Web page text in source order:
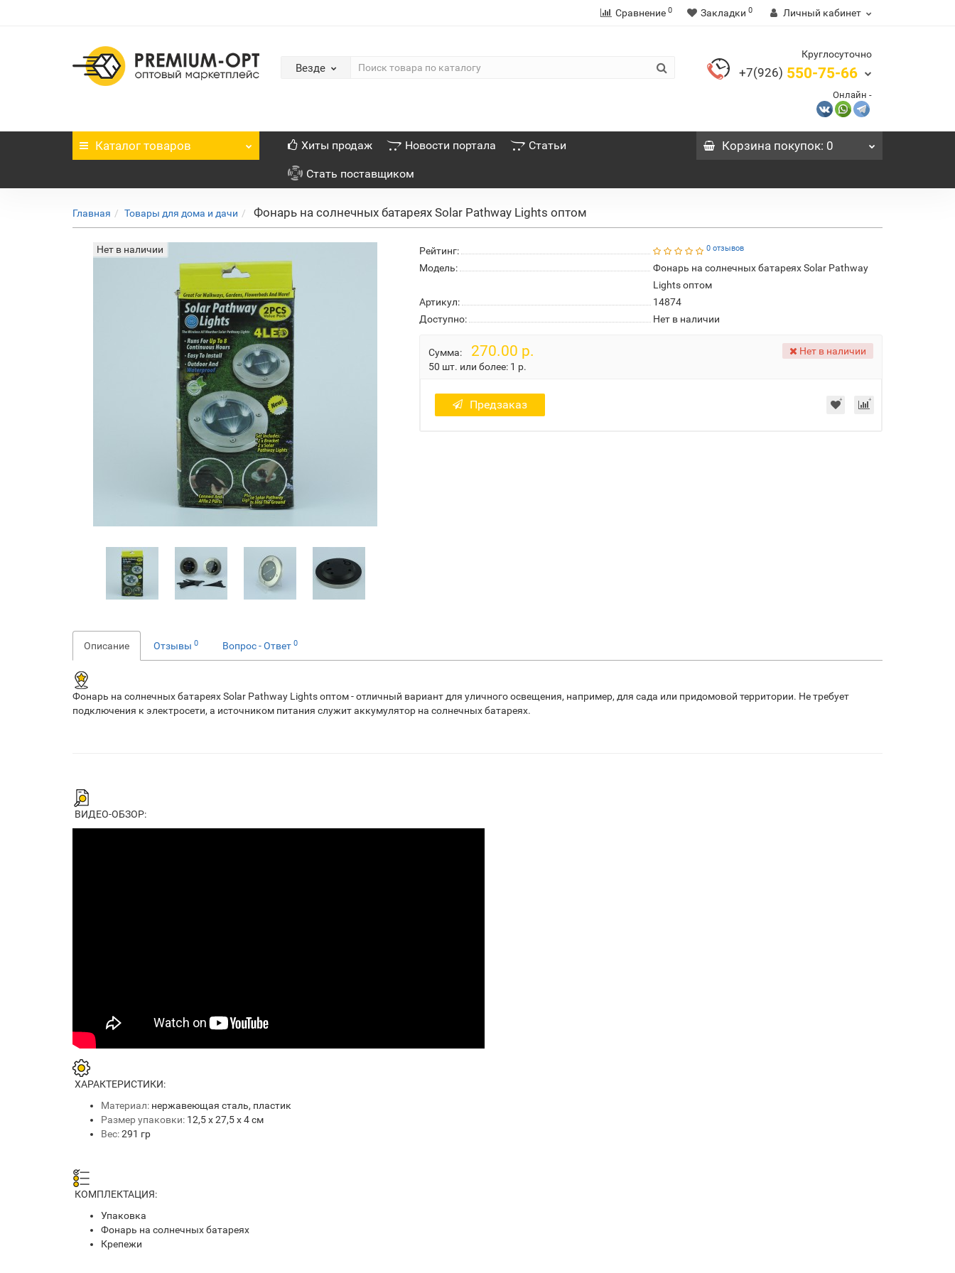
Сравнение 0 Закладки 0 Личный кабинет
Везде
Круглосуточно
+7(926) 550-75-66
Онлайн -
Каталог товаров Хиты продаж Новости портала Статьи
Стать поставщиком
Корзинапокупок: 0
Главная Товары для дома и дачи Фонарь на солнечных батареях Solar Pathway Lights оптом
Нет в наличии Рейтинг: 0 отзывов
Модель:
Фонарь на солнечных батареях Solar Pathway
Lights оптом
Артикул:
14874
Доступно:
Нет в наличии
Сумма: 270.00 р.
50 шт. или более: 1 р.
Нет в наличии
Предзаказ
Описание Отзывы 0 Вопрос - Ответ 0
Фонарь на солнечных батареях Solar Pathway Lights оптом - отличный вариант для уличного освещения, например, для сада или придомовой территории. Не требует
подключения к электросети, а источником питания служит аккумулятор на солнечных батареях.
ВИДЕО-ОБЗОР:
ХАРАКТЕРИСТИКИ:
Материал: нержавеющая сталь, пластик
Размер упаковки: 12,5 х 27,5 х 4 см
Вес:291 гр
КОМПЛЕКТАЦИЯ:
Упаковка
Фонарь на солнечных батареях
Крепежи